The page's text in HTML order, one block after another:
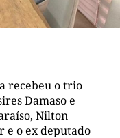
recebeu o trio
Damaso e
Nilton
e o ex deputado